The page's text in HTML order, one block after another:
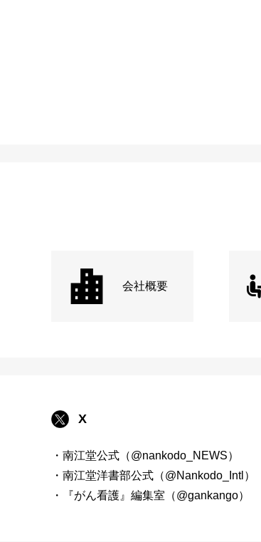
会社概要
X
・南江堂公式（@nankodo_NEWS）
・南江堂洋書部公式（@Nankodo_Intl）
・『がん看護』編集室（@gankango）